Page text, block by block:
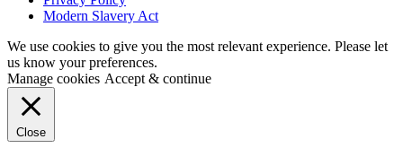
Modern Slavery Act
We use cookies to give you the most relevant experience. Please let
us know your preferences.
Manage cookies Accept & continue
Close